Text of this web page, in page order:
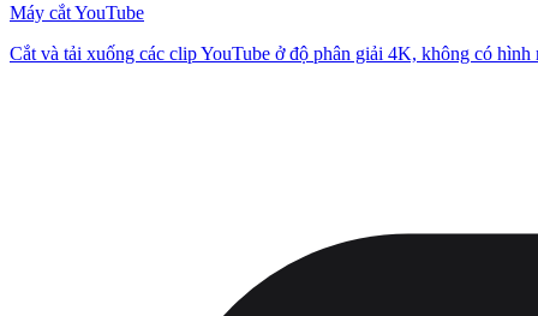
Máy cắt YouTube
Cắt và tải xuống các clip YouTube ở độ phân giải 4K, không có hình